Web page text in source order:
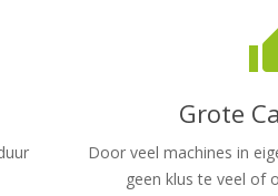
Grote
Door veel machines in
geen klus te veel of